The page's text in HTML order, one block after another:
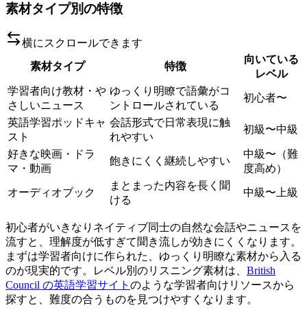
素材タイプ別の特徴
横にスクロールできます
素材タイプ
特徴
向いている
レベル
学習者向け教材・や
さしいニュース
ゆっくり明瞭で語彙がコ
ントロールされている
初心者〜
英語学習ポッドキャ
スト
会話形式で日常表現に触
れやすい
初級〜中級
好きな映画・ドラ
マ・動画
飽きにくく継続しやすい
中級〜（難
度高め）
オーディオブック
まとまった内容を長く聞
ける
中級〜上級
初心者がいきなりネイティブ同士の自然な会話やニュースを
流すと、理解度が低すぎて聞き流しが効きにくくなります。
まずは学習者向けに作られた、ゆっくり明瞭な素材から入る
のが現実的です。レベル別のリスニング素材は、 British
Council の英語学習サイト のような学習者向けリソースから
探すと、難度の合うものを見つけやすくなります。